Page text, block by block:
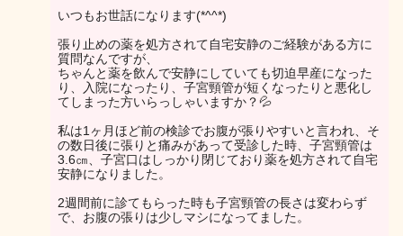
いつもお世話になります(*^^*)
張り止めの薬を処方されて自宅安静のご経験がある方に
質問なんですが、
ちゃんと薬を飲んで安静にしていても切迫早産になった
り、入院になったり、子宮頸管が短くなったりと悪化し
てしまった方いらっしゃいますか？💦
私は1ヶ月ほど前の検診でお腹が張りやすいと言われ、そ
の数日後に張りと痛みがあって受診した時、子宮頸管は
3.6㎝、子宮口はしっかり閉じており薬を処方されて自宅
安静になりました。
2週間前に診てもらった時も子宮頸管の長さは変わらず
で、お腹の張りは少しマシになってました。